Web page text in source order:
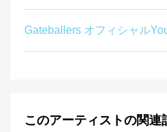
Gateballers オフィシャル
このアーティストの関連